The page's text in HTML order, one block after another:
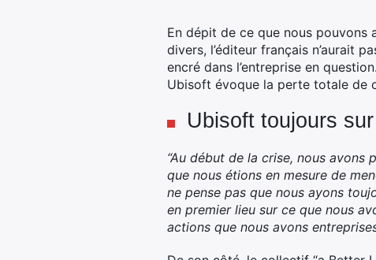
En dépit de ce que nous pouvons
divers, l’éditeur français n’aurait
encré dans l’entreprise en question.
Ubisoft évoque la perte totale de
Ubisoft toujours
“Au début de la crise, nous avons
que nous étions en mesure de
ne pense pas que nous ayons
en premier lieu sur ce que nous
actions que nous avons